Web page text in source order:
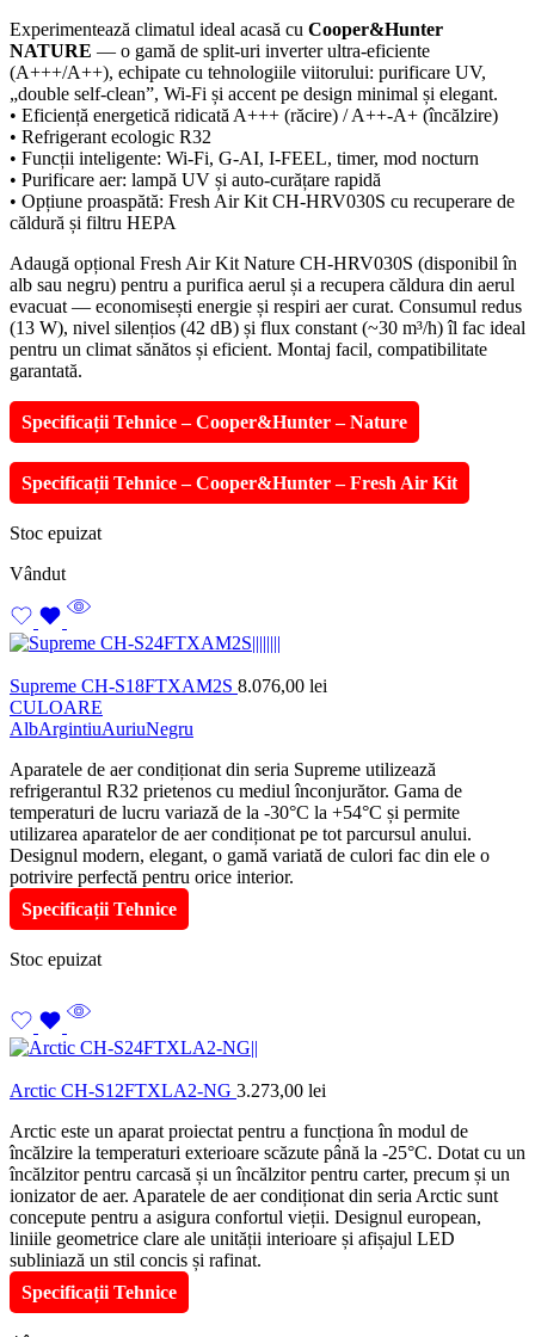
Experimentează climatul ideal acasă cu Cooper&Hunter
NATURE — o gamă de split-uri inverter ultra-eficiente
(A+++/A++), echipate cu tehnologiile viitorului: purificare UV,
„double self-clean”, Wi-Fi și accent pe design minimal și elegant.
• Eficiență energetică ridicată A+++ (răcire) / A++-A+ (încălzire)
• Refrigerant ecologic R32
• Funcții inteligente: Wi-Fi, G-AI, I-FEEL, timer, mod nocturn
• Purificare aer: lampă UV și auto-curățare rapidă
• Opțiune proaspătă: Fresh Air Kit CH-HRV030S cu recuperare de
căldură și filtru HEPA
Adaugă opțional Fresh Air Kit Nature CH-HRV030S (disponibil în
alb sau negru) pentru a purifica aerul și a recupera căldura din aerul
evacuat — economisești energie și respiri aer curat. Consumul redus
(13 W), nivel silențios (42 dB) și flux constant (~30 m³/h) îl fac ideal
pentru un climat sănătos și eficient. Montaj facil, compatibilitate
garantată.
Specificații Tehnice – Cooper&Hunter – Nature
Specificații Tehnice – Cooper&Hunter – Fresh Air Kit
Stoc epuizat
Vândut
Supreme CH-S18FTXAM2S 8.076,00 lei
CULOARE
AlbArgintiuAuriuNegru
Aparatele de aer condiționat din seria Supreme utilizează
refrigerantul R32 prietenos cu mediul înconjurător. Gama de
temperaturi de lucru variază de la -30°C la +54°C și permite
utilizarea aparatelor de aer condiționat pe tot parcursul anului.
Designul modern, elegant, o gamă variată de culori fac din ele o
potrivire perfectă pentru orice interior.
Specificații Tehnice
Stoc epuizat
Arctic CH-S12FTXLA2-NG 3.273,00 lei
Arctic este un aparat proiectat pentru a funcționa în modul de
încălzire la temperaturi exterioare scăzute până la -25°C. Dotat cu un
încălzitor pentru carcasă și un încălzitor pentru carter, precum și un
ionizator de aer. Aparatele de aer condiționat din seria Arctic sunt
concepute pentru a asigura confortul vieții. Designul european,
liniile geometrice clare ale unității interioare și afișajul LED
subliniază un stil concis și rafinat.
Specificații Tehnice